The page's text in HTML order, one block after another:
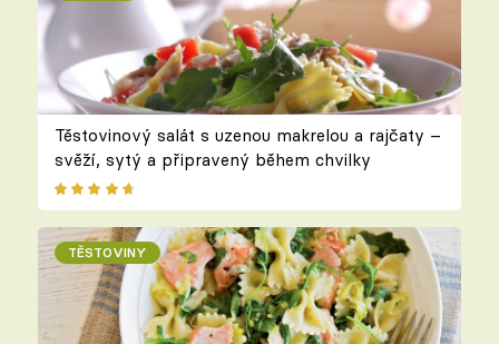
Těstovinový salát s uzenou makrelou a rajčaty –
svěží, sytý a připravený během chvilky
TĚSTOVINY